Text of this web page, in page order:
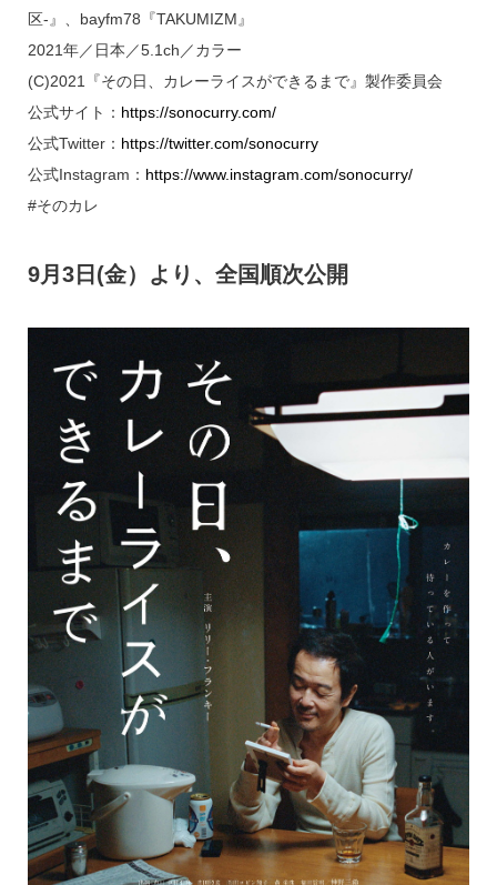
区-』、bayfm78『TAKUMIZM』
2021年／日本／5.1ch／カラー
(C)2021『その日、カレーライスができるまで』製作委員会
公式サイト： https://sonocurry.com/
公式Twitter： https://twitter.com/sonocurry
公式Instagram： https://www.instagram.com/sonocurry/
#そのカレ
9月3日(金）より、全国順次公開